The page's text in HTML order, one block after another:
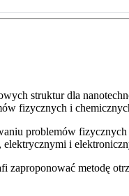
struktur dla
fizycznych i
problemów
elektrycznymi i
zaproponować metodę